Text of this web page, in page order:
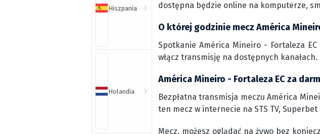
Hiszpania
Holandia
dostępna będzie online na komputerze,
O której godzinie mecz América
Spotkanie América Mineiro - Fortaleza
włącz transmisję na dostępnych kanałach.
América Mineiro - Fortaleza EC za
Bezpłatna transmisja meczu América
ten mecz w internecie na STS TV,
Mecz, możesz oglądać na żywo bez